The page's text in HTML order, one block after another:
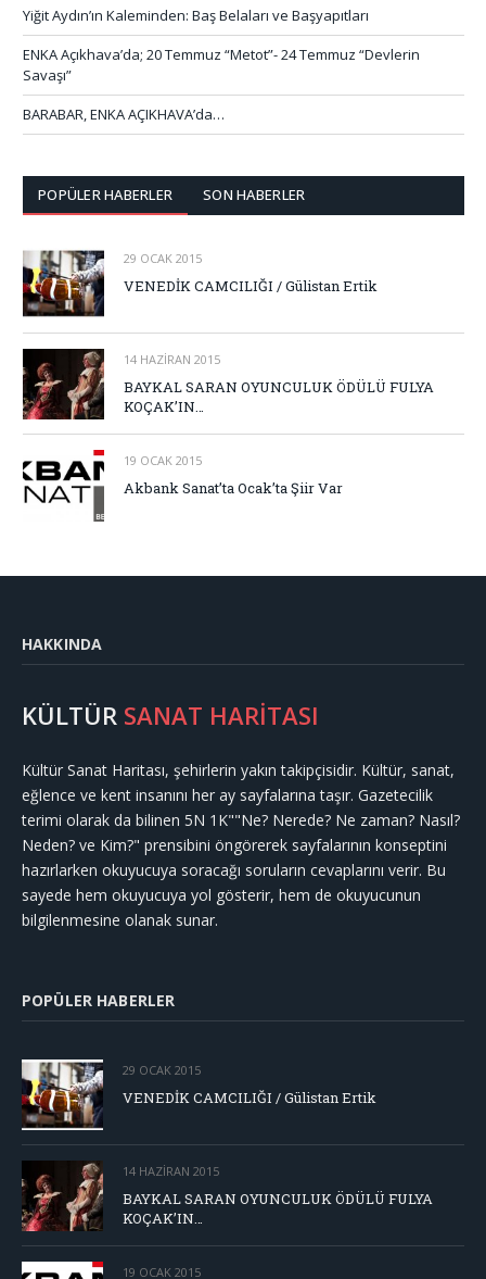
Yiğit Aydın’ın Kaleminden: Baş Belaları ve Başyapıtları
ENKA Açıkhava’da; 20 Temmuz “Metot”- 24 Temmuz “Devlerin
Savaşı”
BARABAR, ENKA AÇIKHAVA’da…
POPÜLER HABERLER SON HABERLER
29 OCAK 2015
VENEDİK CAMCILIĞI / Gülistan Ertik
14 HAZIRAN 2015
BAYKAL SARAN OYUNCULUK ÖDÜLÜ FULYA
KOÇAK’IN…
19 OCAK 2015
Akbank Sanat’ta Ocak’ta Şiir Var
HAKKINDA
KÜLTÜR SANAT HARİTASI
Kültür Sanat Haritası, şehirlerin yakın takipçisidir. Kültür, sanat,
eğlence ve kent insanını her ay sayfalarına taşır. Gazetecilik
terimi olarak da bilinen 5N 1K""Ne? Nerede? Ne zaman? Nasıl?
Neden? ve Kim?" prensibini öngörerek sayfalarının konseptini
hazırlarken okuyucuya soracağı soruların cevaplarını verir. Bu
sayede hem okuyucuya yol gösterir, hem de okuyucunun
bilgilenmesine olanak sunar.
POPÜLER HABERLER
29 OCAK 2015
VENEDİK CAMCILIĞI / Gülistan Ertik
14 HAZIRAN 2015
BAYKAL SARAN OYUNCULUK ÖDÜLÜ FULYA
KOÇAK’IN…
19 OCAK 2015